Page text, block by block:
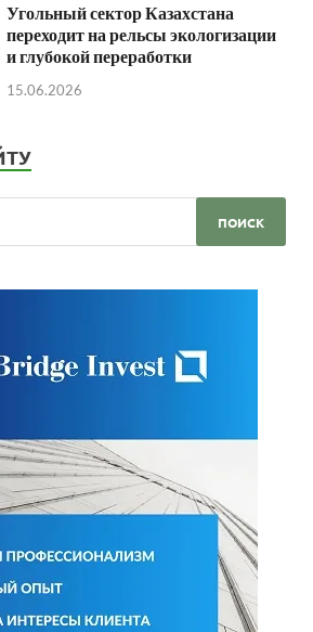
Угольный сектор Казахстана
переходит на рельсы экологизации
и глубокой переработки
15.06.2026